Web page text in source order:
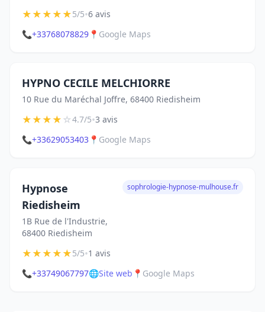
★★★★★5/5•6 avis
📞+33768078829 📍 Google Maps
HYPNO CECILE MELCHIORRE
10 Rue du Maréchal Joffre, 68400 Riedisheim
★★★★☆4.7/5•3 avis
📞+33629053403 📍 Google Maps
Hypnose
Riedisheim
1B Rue de l'Industrie,
68400 Riedisheim
sophrologie-hypnose-mulhouse.fr
★★★★★5/5•1 avis
📞+33749067797🌐Site web 📍 Google Maps